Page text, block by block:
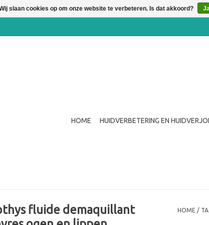
HOME HUIDVERBETERING EN
fluide demaquillant
HOME /
slaan cookies op om onze website te verbeteren. Is dat akkoord?